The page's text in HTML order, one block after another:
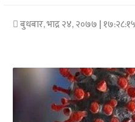
बुधबार, भाद्र २४, २०७७ |